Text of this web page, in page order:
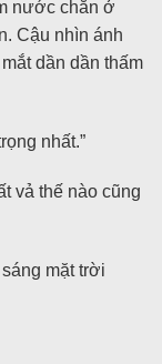
nước chắn ở
Cậu nhìn ánh
dần dần thấm
nhất.”
vả thế nào cũng
mặt trời